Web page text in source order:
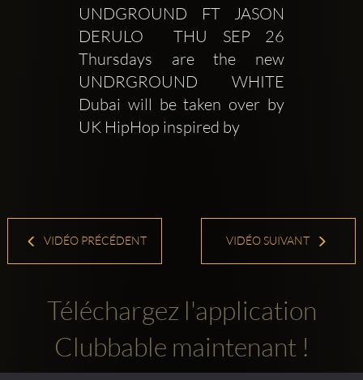
UNDGROUND FT JASON
DERULO  THU SEP 26
Thursdays are the new
UNDRGROUND WHITE
Dubai will be taken over by
UK HipHop inspired by
VIDÉO PRÉCÉDENT VIDÉO SUIVANT
Téléchargez l'application
Clubbable maintenant !